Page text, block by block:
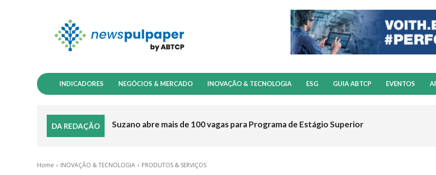
INDICADORES NEGÓCIOS & MERCADO INOVAÇÃO & TECNOLOGIA ESG GUIA ABTCP EVENTOS
DA REDAÇÃO Suzano abre mais de 100 vagas para Programa de Estágio Superior
Home INOVAÇÃO & TECNOLOGIA PRODUTOS & SERVIÇOS